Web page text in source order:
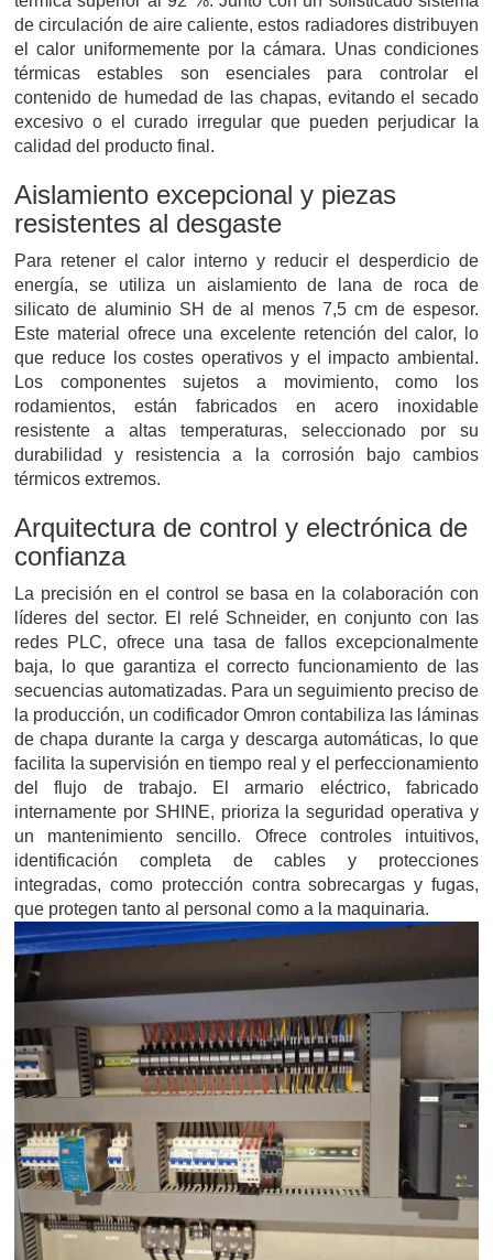
de circulación de aire caliente, estos radiadores distribuyen
el calor uniformemente por la cámara. Unas condiciones
térmicas estables son esenciales para controlar el
contenido de humedad de las chapas, evitando el secado
excesivo o el curado irregular que pueden perjudicar la
calidad del producto final.
Aislamiento excepcional y piezas
resistentes al desgaste
Para retener el calor interno y reducir el desperdicio de
energía, se utiliza un aislamiento de lana de roca de
silicato de aluminio SH de al menos 7,5 cm de espesor.
Este material ofrece una excelente retención del calor, lo
que reduce los costes operativos y el impacto ambiental.
Los componentes sujetos a movimiento, como los
rodamientos, están fabricados en acero inoxidable
resistente a altas temperaturas, seleccionado por su
durabilidad y resistencia a la corrosión bajo cambios
térmicos extremos.
Arquitectura de control y electrónica de
confianza
La precisión en el control se basa en la colaboración con
líderes del sector. El relé Schneider, en conjunto con las
redes PLC, ofrece una tasa de fallos excepcionalmente
baja, lo que garantiza el correcto funcionamiento de las
secuencias automatizadas. Para un seguimiento preciso de
la producción, un codificador Omron contabiliza las láminas
de chapa durante la carga y descarga automáticas, lo que
facilita la supervisión en tiempo real y el perfeccionamiento
del flujo de trabajo. El armario eléctrico, fabricado
internamente por SHINE, prioriza la seguridad operativa y
un mantenimiento sencillo. Ofrece controles intuitivos,
identificación completa de cables y protecciones
integradas, como protección contra sobrecargas y fugas,
que protegen tanto al personal como a la maquinaria.